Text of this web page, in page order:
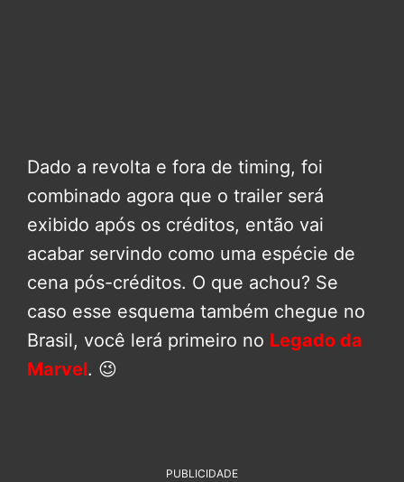
Dado a revolta e fora de timing, foi
combinado agora que o trailer será
exibido após os créditos, então vai
acabar servindo como uma espécie de
cena pós-créditos. O que achou? Se
caso esse esquema também chegue no
Brasil, você lerá primeiro no Legado da
Marvel. 😉
PUBLICIDADE